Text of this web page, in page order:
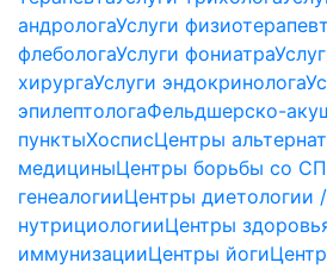
андрологаУслуги
флебологаУслуги фониатра
хирургаУслуги эндокринолога
эпилептологаФельдшерско-
пунктыХосписЦентры
медициныЦентры борьбы со
генеалогииЦентры диетологии /
нутрициологииЦентры
иммунизацииЦентры йоги